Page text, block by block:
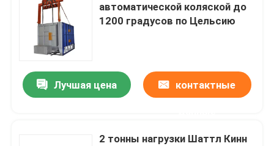
Домой
автоматической коляской до
1200 градусов по Цельсию
Лучшая цена контактные
2 тонны нагрузки Шаттл Кинн